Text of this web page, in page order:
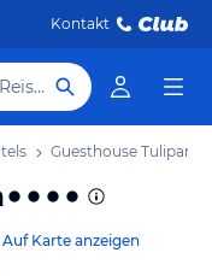
Kontakt
Hotel, Reiseziel
Guesthouse Tulipan
Auf Karte anzeigen